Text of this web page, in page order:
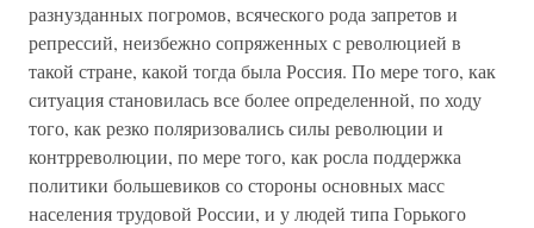
разнузданных погромов, всяческого рода запретов и
репрессий, неизбежно сопряженных с революцией в
такой стране, какой тогда была Россия. По мере того, как
ситуация становилась все более определенной, по ходу
того, как резко поляризовались силы революции и
контрреволюции, по мере того, как росла поддержка
политики большевиков со стороны основных масс
населения трудовой России, и у людей типа Горького